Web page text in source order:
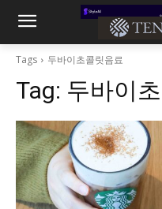
Tags 두바이초콜릿음료
Tag: 두바이